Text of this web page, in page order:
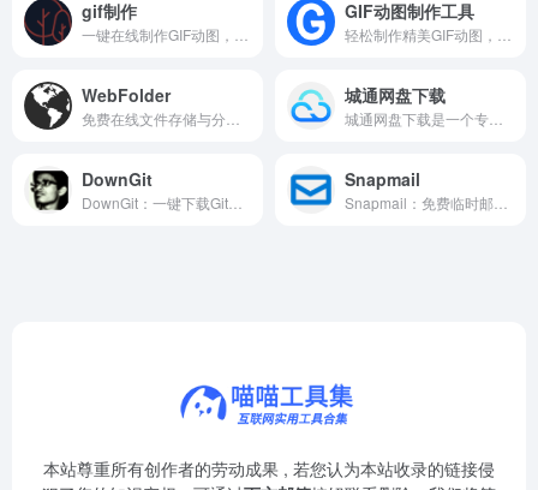
gif制作 GIF动图制作工具
WebFolder 城通网盘下载
DownGit Snapmail
本站尊重所有创作者的劳动成果 , 若您认为本站收录的链接侵